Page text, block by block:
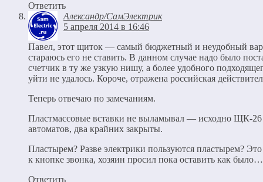
Ответить
Александр/СамЭлектрик
5 апреля 2014 в 16:46
Павел, этот щиток — самый бюджетный и неудобный
стараюсь его не ставить. В данном случае надо было
счетчик в ту же узкую нишу, а более удобного
уйти не удалось. Короче, отражена российская
Теперь отвечаю по замечаниям.
Пластмассовые вставки не выламывал — исходно ЩК-26
автоматов, два крайних закрыты.
Пластырем? Разве электрики пользуются пластырем?
к кнопке звонка, хозяин просил пока оставить как было…
Ответить